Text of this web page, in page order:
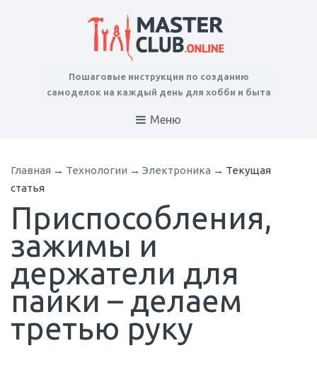
Пошаговые инструкции по созданию
самоделок на каждый день для хобби и быта
Меню
Главная → Технологии → Электроника → Текущая
статья
Приспособления,
зажимы и
держатели для
пайки – делаем
третью руку